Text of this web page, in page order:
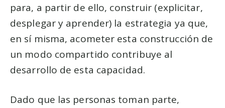
para, a partir de ello, construir (explicitar,
desplegar y aprender) la estrategia ya que,
en sí misma, acometer esta construcción de
un modo compartido contribuye al
desarrollo de esta capacidad.
Dado que las personas toman parte,